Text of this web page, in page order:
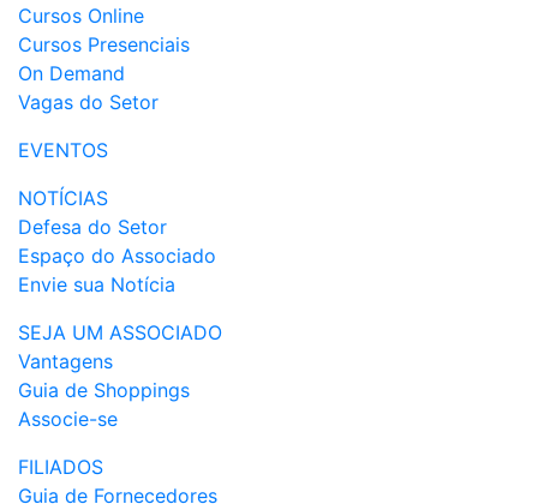
Cursos Online
Cursos Presenciais
On Demand
Vagas do Setor
EVENTOS
NOTÍCIAS
Defesa do Setor
Espaço do Associado
Envie sua Notícia
SEJA UM ASSOCIADO
Vantagens
Guia de Shoppings
Associe-se
FILIADOS
Guia de Fornecedores